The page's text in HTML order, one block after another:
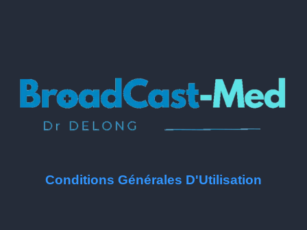
Conditions Générales D'Utilisation